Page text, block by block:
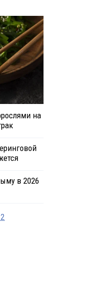
на
в 2026